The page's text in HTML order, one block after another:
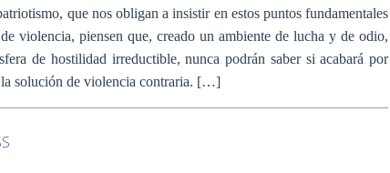
que nos obligan a insistir en estos puntos fundamentales
violencia, piensen que, creado un ambiente de lucha y de odio,
de hostilidad irreductible, nunca podrán saber si acabará por
solución de violencia contraria. […]